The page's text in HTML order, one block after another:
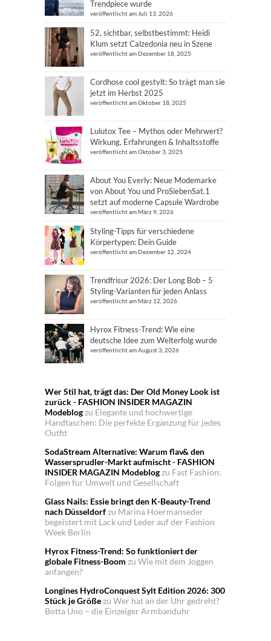
Trendpiece wurde
veröffentlicht am Juli 13, 2026
52, sichtbar, selbstbestimmt: Heidi
Klum setzt Calzedonia neu in Szene
veröffentlicht am Dezember 18, 2025
Cordhose cool gestylt: So trägt man sie
jetzt im Herbst 2025
veröffentlicht am Oktober 18, 2025
Lulutox Tee – Mythos oder Mehrwert?
Wirkung, Erfahrungen & Inhaltsstoffe
veröffentlicht am Oktober 3, 2025
About You Everly: Neue Modemarke
von About You und ProSiebenSat.1
setzt auf moderne Capsule Wardrobe
veröffentlicht am März 9, 2026
Styling-Tipps für verschiedene
Körpertypen: Dein Guide
veröffentlicht am Dezember 12, 2024
Trendfrisur 2026: Der Long Bob – 5
Styling-Varianten für jeden Anlass
veröffentlicht am März 12, 2026
Hyrox Fitness-Trend: Wie eine
deutsche Idee zum Welterfolg wurde
veröffentlicht am August 3, 2026
Wer Stil hat, trägt das: Der Old Money Look ist
zurück - FASHION INSIDER MAGAZIN
Modeblogzu Elegante und hochwertige
Handtaschen: Die perfekte Ergänzung für jedes
Outfit
SodaStream Alternative: Warum flav& den
Wassersprudler-Markt aufmischt - FASHION
INSIDER MAGAZIN Modeblogzu Fast Fashion:
Folgen für Umwelt und Gesellschaft
Glass Nails: Essie bringt den K-Beauty-Trend
nach Düsseldorfzu Marina Hoermanseder
begeistert mit Lack und Leder auf der Fashion
Week Berlin
Hyrox Fitness-Trend: So funktioniert der
globale Fitness-Boom zu Wie mit dem Joggen
anfangen?
Longines HydroConquest Sylt Edition 2026: 300
Stück je Größezu Wer hat an der Uhr gedreht?
Botta Uno – die Einzeiger Armbanduhr